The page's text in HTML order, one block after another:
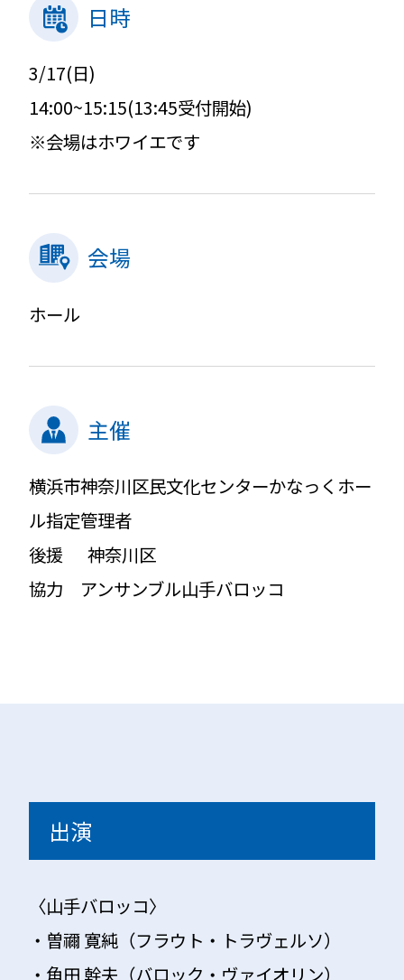
日時
3/17(日)
14:00~15:15(13:45受付開始)
※会場はホワイエです
会場
ホール
主催
横浜市神奈川区民文化センターかなっくホー
ル指定管理者
後援 神奈川区
協力 アンサンブル山手バロッコ
出演
〈山手バロッコ〉
・曽禰 寛純（フラウト・トラヴェルソ）
・角田 幹夫（バロック・ヴァイオリン）